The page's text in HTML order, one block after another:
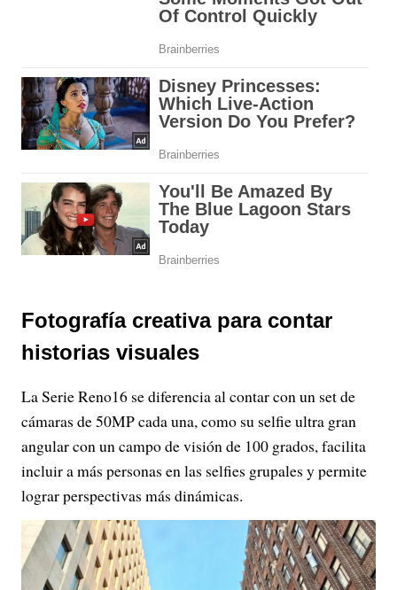
Fotografía creativa para contar
historias visuales
La Serie Reno16 se diferencia al contar con un set de
cámaras de 50MP cada una, como su selfie ultra gran
angular con un campo de visión de 100 grados, facilita
incluir a más personas en las selfies grupales y permite
lograr perspectivas más dinámicas.